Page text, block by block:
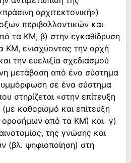
αρχιτεκτονική»)
περιβαλλοντικών και
τα ΚΜ, β) στην εγκαθίδρυση
ΚΜ, ενισχύοντας την αρχή
την ευελιξία σχεδιασμού
μετάβαση από ένα σύστημα
σε ένα σύστημα
στηρίζεται «στην επίτευξη
καθορισμό και επίτευξη
οροσήμων από τα ΚΜ) και γ)
της γνώσης και
(βλ. ψηφιοποίηση) στη